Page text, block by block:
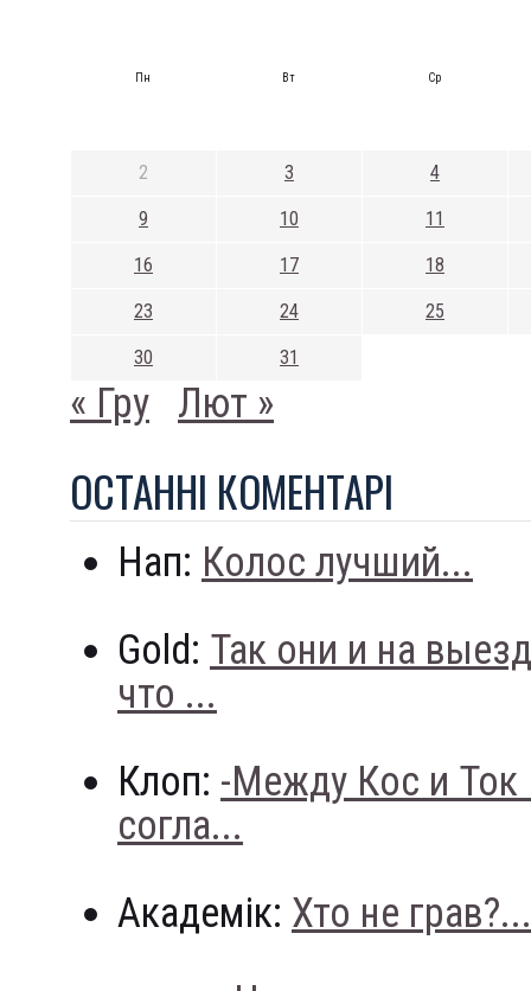
Пн Вт Ср
2 3 4
9 10 11
16 17 18
23 24 25
30 31
« Гру Лют »
ОСТАННI КОМЕНТАРI
Нап: Колос лучший...
Gold: Так они и на
что ...
Клоп: -Между Кос и
согла...
Академік: Хто не грав?...